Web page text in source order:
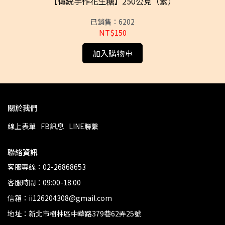
已銷售：6202
NT$150
加入購物車
關於我們
線上表單 FB訊息 LINE聯繫
聯絡資訊
客服專線：02-26868653
客服時間：09:00-18:00
信箱：ii126204308@gmail.com
地址：新北市樹林區中華路379巷62弄25號